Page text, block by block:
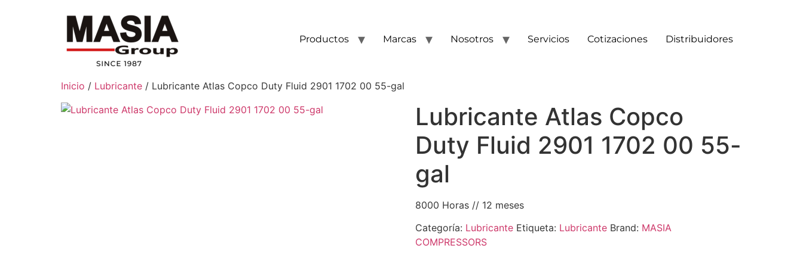
Productos Marcas Nosotros Servicios Cotizaciones Distribuidores
Inicio / Lubricante / Lubricante Atlas Copco Duty Fluid 2901 1702 00 55-gal
Lubricante Atlas Copco
Duty Fluid 2901 1702 00 55-
gal
8000 Horas // 12 meses
Categoría: Lubricante Etiqueta: Lubricante Brand: MASIA
COMPRESSORS